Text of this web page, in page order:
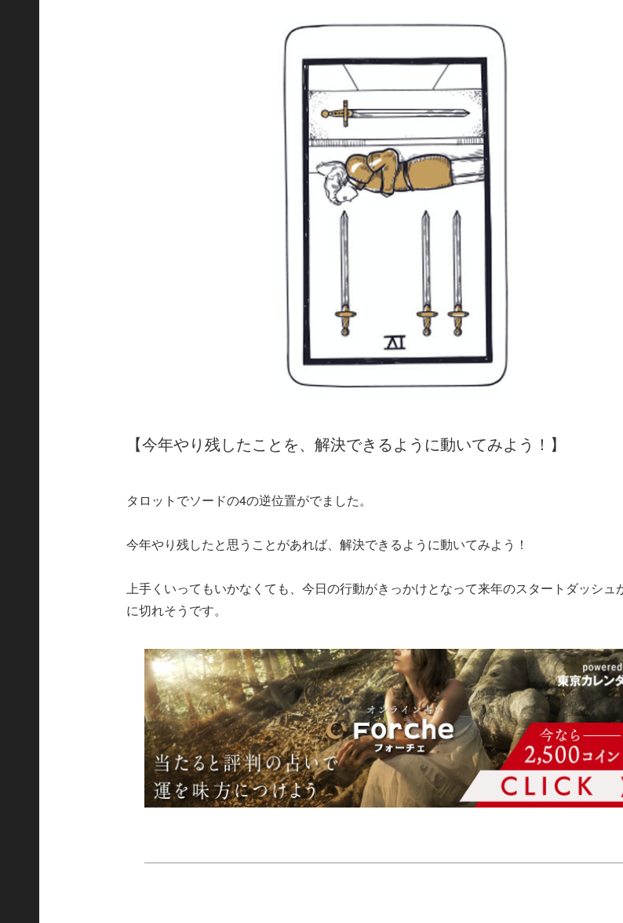
【今年やり残したことを、解決できるように動いてみよう！】
タロットでソードの4の逆位置がでました。
今年やり残したと思うことがあれば、解決できるように動いてみよう！
上手くいってもいかなくても、今日の行動がきっかけとなって来年のスタートダッシュ
に切れそうです。